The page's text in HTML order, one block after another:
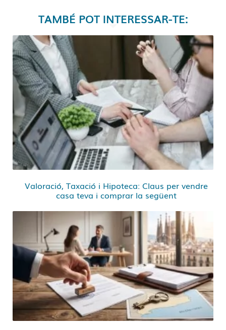
TAMBÉ POT INTERESSAR-TE:
Valoració, Taxació i Hipoteca: Claus per vendre
casa teva i comprar la següent